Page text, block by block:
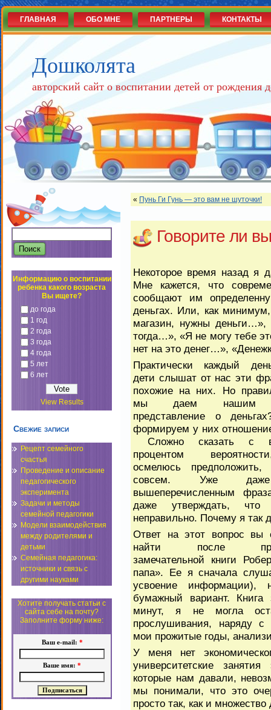
Дошколята
авторский сайт о воспитании детей от рождения
ГЛАВНАЯ ОБО МНЕ ПАРТНЕРЫ КОНТАКТЫ
Информацию о воспитании
ребенка какого возраста
Вы ищете?
до года
1 год
2 года
3 года
4 года
5 лет
6 лет
View Results
Свежие записи
Рецепт семейного
счастья
Проведение и описание
педагогического
эксперимента
Задачи и методы
семейной педагогики
Модели взаимодействия
между родителями и
детьми
Семейная педагогика:
источники и связь с
другими науками
Хотите получать статьи с
сайта себе на почту?
Заполните форму ниже:
Ваш e-mail: *
Ваше имя: *
« Пунь Ги Гунь — это вам не шуточки!
Говорите ли
Некоторое время назад я
Мне кажется, что
сообщают им
деньгах. Или, как
магазин, нужны
тогда…», «Я не могу тебе
нет на это денег…»,
Практически каждый
дети слышат от нас эти
похожие на них. Но
мы даем нашим
представление о
формируем у них
Сложно сказать с
процентом
осмелюсь
совсем. Уже
вышеперечисленным
даже утверждать, что
неправильно. Почему я так
Ответ на этот вопрос вы
найти после
замечательной книги
папа». Ее я сначала
усвоение информации),
бумажный вариант.
минут, я не могла
прослушивания, наряду с
мои прожитые годы,
У меня нет
университетские
которые нам давали,
мы понимали, что это
просто так, как и множество